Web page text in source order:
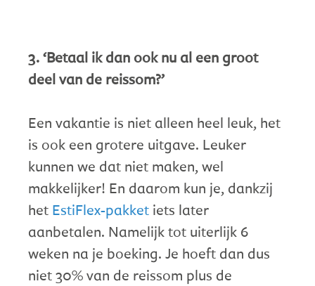
3. ‘Betaal ik dan ook nu al een groot
deel van de reissom?’
Een vakantie is niet alleen heel leuk, het
is ook een grotere uitgave. Leuker
kunnen we dat niet maken, wel
makkelijker! En daarom kun je, dankzij
het EstiFlex-pakket iets later
aanbetalen. Namelijk tot uiterlijk 6
weken na je boeking. Je hoeft dan dus
niet 30% van de reissom plus de